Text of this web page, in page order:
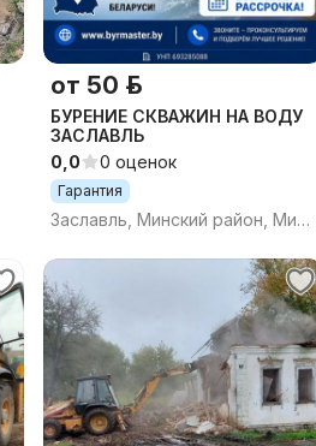
от 50 р.
БУРЕНИЕ СКВАЖИН НА ВОДУ
ЗАСЛАВЛЬ
0,0
0 оценок
Гарантия
Заславль, Минский район, Минская область